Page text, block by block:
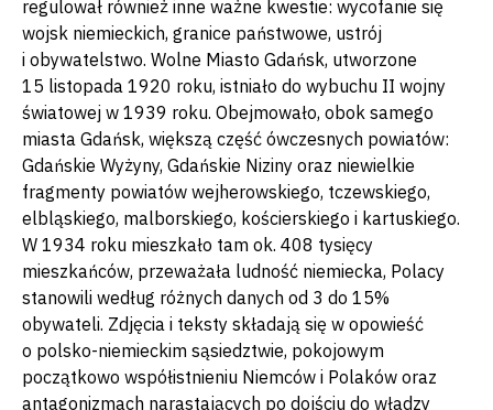
regulował również inne ważne kwestie: wycofanie się
wojsk niemieckich, granice państwowe, ustrój
i obywatelstwo. Wolne Miasto Gdańsk, utworzone
15 listopada 1920 roku, istniało do wybuchu II wojny
światowej w 1939 roku. Obejmowało, obok samego
miasta Gdańsk, większą część ówczesnych powiatów:
Gdańskie Wyżyny, Gdańskie Niziny oraz niewielkie
fragmenty powiatów wejherowskiego, tczewskiego,
elbląskiego, malborskiego, kościerskiego i kartuskiego.
W 1934 roku mieszkało tam ok. 408 tysięcy
mieszkańców, przeważała ludność niemiecka, Polacy
stanowili według różnych danych od 3 do 15%
obywateli. Zdjęcia i teksty składają się w opowieść
o polsko-niemieckim sąsiedztwie, pokojowym
początkowo współistnieniu Niemców i Polaków oraz
antagonizmach narastających po dojściu do władzy